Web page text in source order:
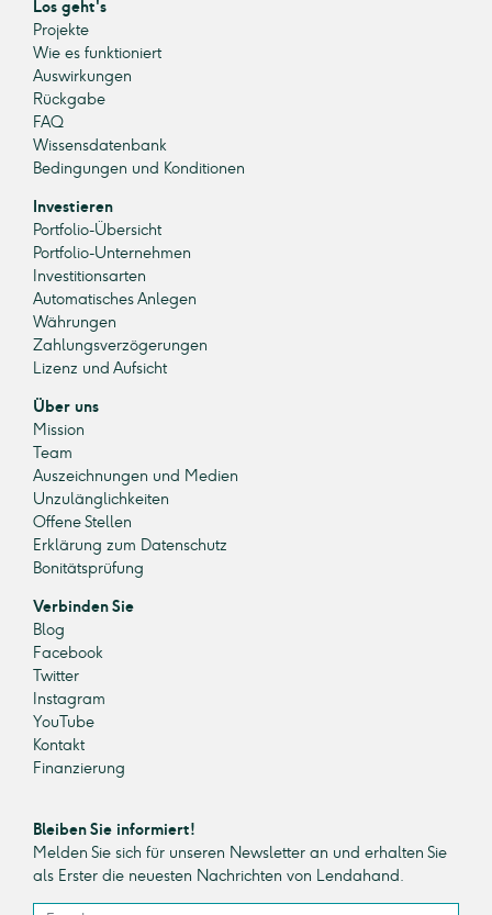
Los geht's
Projekte
Wie es funktioniert
Auswirkungen
Rückgabe
FAQ
Wissensdatenbank
Bedingungen und Konditionen
Investieren
Portfolio-Übersicht
Portfolio-Unternehmen
Investitionsarten
Automatisches Anlegen
Währungen
Zahlungsverzögerungen
Lizenz und Aufsicht
Über uns
Mission
Team
Auszeichnungen und Medien
Unzulänglichkeiten
Offene Stellen
Erklärung zum Datenschutz
Bonitätsprüfung
Verbinden Sie
Blog
Facebook
Twitter
Instagram
YouTube
Kontakt
Finanzierung
Bleiben Sie informiert!
Melden Sie sich für unseren Newsletter an und erhalten Sie
als Erster die neuesten Nachrichten von Lendahand.